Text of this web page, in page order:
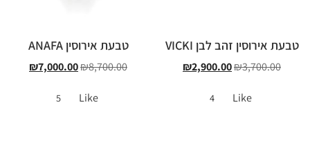
טבעת אירוסין זהב לבן VICKI
₪3,700.00
₪2,900.00
Like
4
טבעת אירוסין ANAFA
₪8,700.00
₪7,000.00
Like
5